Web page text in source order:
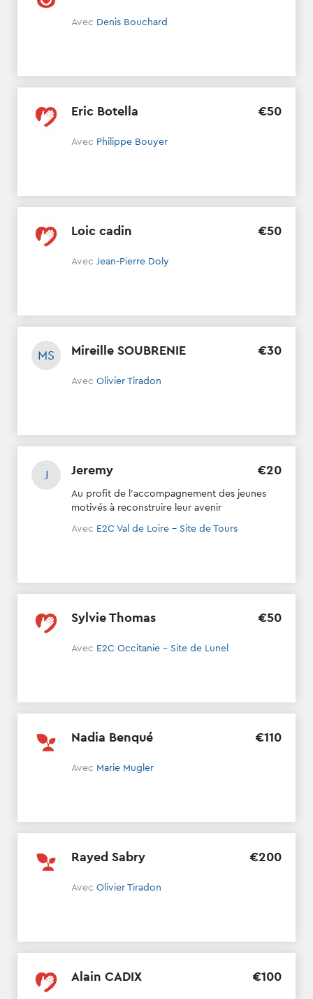
Avec Denis Bouchard
Eric Botella €50
Avec Philippe Bouyer
Loic cadin €50
Avec Jean-Pierre Doly
MS Mireille SOUBRENIE €30
Avec Olivier Tiradon
J Jeremy €20
Au profit de l'accompagnement des jeunes
motivés à reconstruire leur avenir
Avec E2C Val de Loire - Site de Tours
Sylvie Thomas €50
Avec E2C Occitanie - Site de Lunel
Nadia Benqué €110
Avec Marie Mugler
Rayed Sabry €200
Avec Olivier Tiradon
Alain CADIX €100